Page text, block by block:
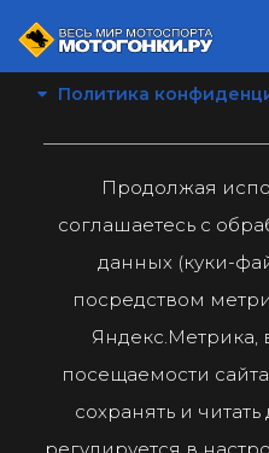
Политика
Продолжая
соглашаетесь с
данных (куки-
посредством
Яндекс.Метрика,
посещаемости
сохранять и